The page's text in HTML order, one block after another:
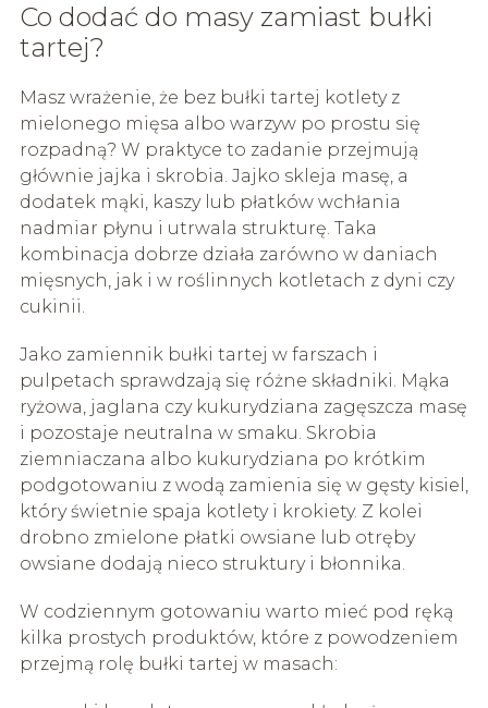
Co dodać do masy zamiast bułki
tartej?
Masz wrażenie, że bez bułki tartej kotlety z
mielonego mięsa albo warzyw po prostu się
rozpadną? W praktyce to zadanie przejmują
głównie jajka i skrobia. Jajko skleja masę, a
dodatek mąki, kaszy lub płatków wchłania
nadmiar płynu i utrwala strukturę. Taka
kombinacja dobrze działa zarówno w daniach
mięsnych, jak i w roślinnych kotletach z dyni czy
cukinii.
Jako zamiennik bułki tartej w farszach i
pulpetach sprawdzają się różne składniki. Mąka
ryżowa, jaglana czy kukurydziana zagęszcza masę
i pozostaje neutralna w smaku. Skrobia
ziemniaczana albo kukurydziana po krótkim
podgotowaniu z wodą zamienia się w gęsty kisiel,
który świetnie spaja kotlety i krokiety. Z kolei
drobno zmielone płatki owsiane lub otręby
owsiane dodają nieco struktury i błonnika.
W codziennym gotowaniu warto mieć pod ręką
kilka prostych produktów, które z powodzeniem
przejmą rolę bułki tartej w masach: